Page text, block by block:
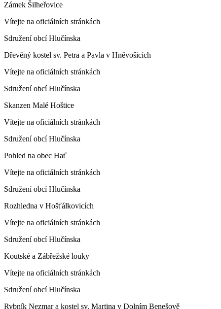
Zámek Šilheřovice
Vítejte na oficiálních stránkách
Sdružení obcí Hlučínska
Dřevěný kostel sv. Petra a Pavla v Hněvošicích
Vítejte na oficiálních stránkách
Sdružení obcí Hlučínska
Skanzen Malé Hoštice
Vítejte na oficiálních stránkách
Sdružení obcí Hlučínska
Pohled na obec Hať
Vítejte na oficiálních stránkách
Sdružení obcí Hlučínska
Rozhledna v Hošťálkovicích
Vítejte na oficiálních stránkách
Sdružení obcí Hlučínska
Koutské a Zábřežské louky
Vítejte na oficiálních stránkách
Sdružení obcí Hlučínska
Rybník Nezmar a kostel sv. Martina v Dolním Benešově